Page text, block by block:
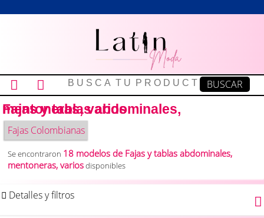
Fajas y tablas abdominales, mentoneras, varios
Fajas Colombianas
Se encontraron 18 modelos de Fajas y tablas abdominales,
mentoneras, variosdisponibles
Detalles y filtros